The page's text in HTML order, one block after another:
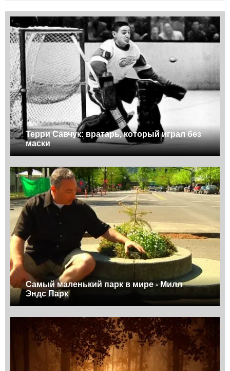
Терри Савчук: вратарь, который играл без
маски
Самый маленький парк в мире - Милл
Эндс Парк